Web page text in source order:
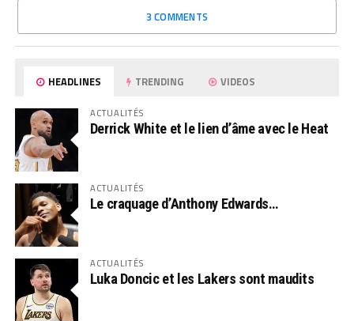
3 COMMENTS
HEADLINES TRENDING VIDEOS
ACTUALITÉS
Derrick White et le lien d’âme avec le Heat
ACTUALITÉS
Le craquage d’Anthony Edwards…
ACTUALITÉS
Luka Doncic et les Lakers sont maudits